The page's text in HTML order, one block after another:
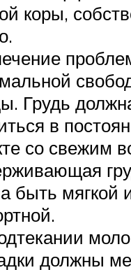
коры,
Грудь
в
со свежим
быть мягкой
должны